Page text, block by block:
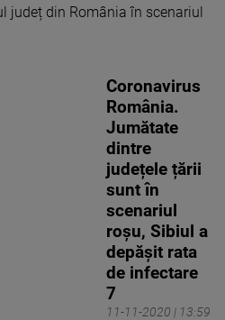
județ din România în scenariul
11-11-2020 | 13:59
Coronavirus
România.
Jumătate
dintre
județele țării
sunt în
scenariul
roșu, Sibiul a
depășit rata
de infectare
7